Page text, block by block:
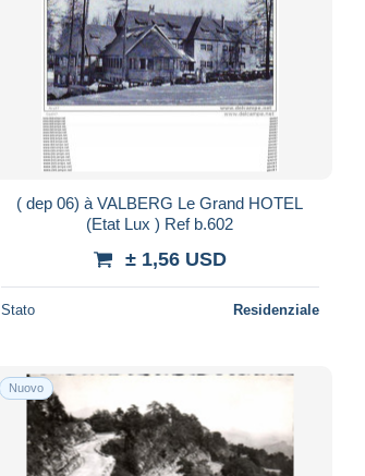
( dep 06) à VALBERG Le Grand HOTEL
(Etat Lux ) Ref b.602
± 1,56 USD
Stato Residenziale
Nuovo